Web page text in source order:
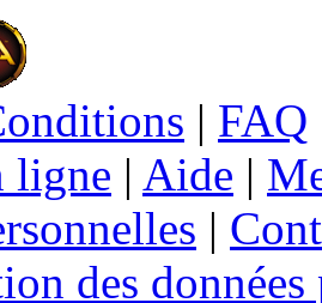
| FAQ
ligne | Aide |
|
des